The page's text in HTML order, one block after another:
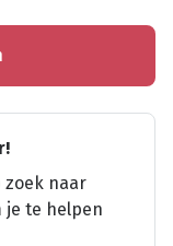
zoek naar
je te helpen